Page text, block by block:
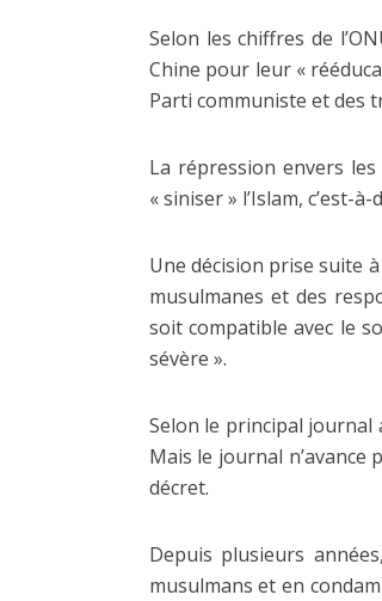
Selon les chiffres de
Chine pour leur «
Parti communiste et des
La répression envers
« siniser » l’Islam, c’est-
Une décision prise suite
musulmanes et des
soit compatible avec le
sévère ».
Selon le principal journal
Mais le journal n’avance
décret.
Depuis plusieurs
musulmans et en